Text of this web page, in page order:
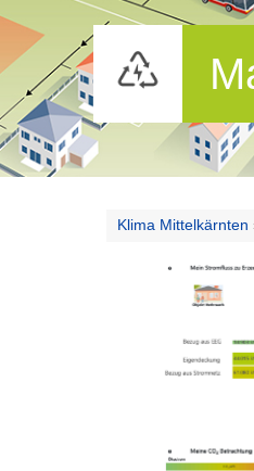
Klima Mittelkärnten